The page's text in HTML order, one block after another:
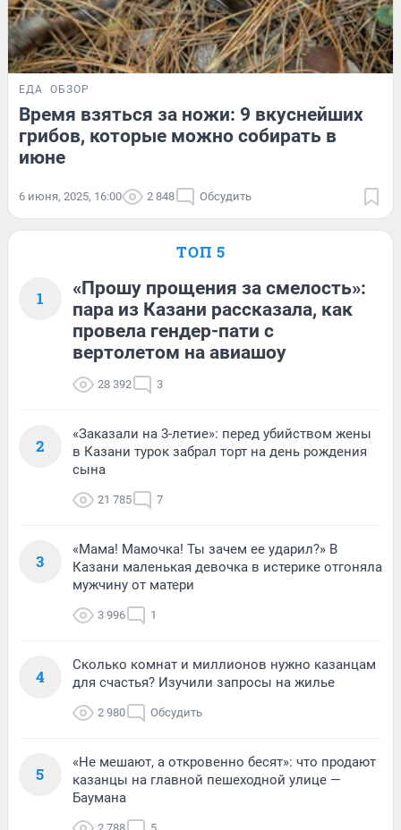
ЕДА ОБЗОР
Время взяться за ножи: 9 вкуснейших
грибов, которые можно собирать в
июне
6 июня, 2025, 16:00 2 848 Обсудить
ТОП 5
1
«Прошу прощения за смелость»:
пара из Казани рассказала, как
провела гендер-пати с
вертолетом на авиашоу
28 392 3
2
«Заказали на 3-летие»: перед убийством жены
в Казани турок забрал торт на день рождения
сына
21 785 7
3
«Мама! Мамочка! Ты зачем ее ударил?» В
Казани маленькая девочка в истерике отгоняла
мужчину от матери
3 996 1
4
Сколько комнат и миллионов нужно казанцам
для счастья? Изучили запросы на жилье
2 980 Обсудить
5
«Не мешают, а откровенно бесят»: что продают
казанцы на главной пешеходной улице —
Баумана